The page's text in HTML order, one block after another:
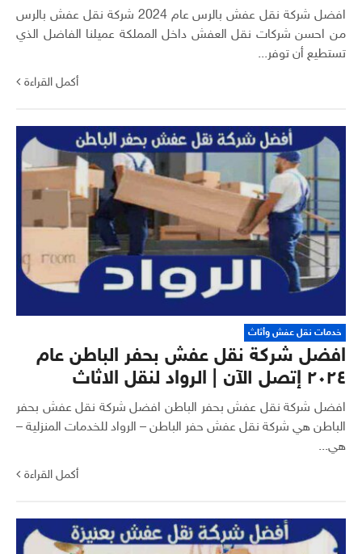
افضل شركة نقل عفش بالرس عام 2024 شركة نقل عفش بالرس
من احسن شركات نقل العفش داخل المملكة عميلنا الفاضل الذي
تستطيع أن توفر...
أكمل القراءة
خدمات نقل عفش وأثاث
افضل شركة نقل عفش بحفر الباطن عام
٢٠٢٤ إتصل الآن | الرواد لنقل الاثاث
افضل شركة نقل عفش بحفر الباطن افضل شركة نقل عفش بحفر
الباطن هي شركة نقل عفش حفر الباطن – الرواد للخدمات المنزلية –
هي...
أكمل القراءة